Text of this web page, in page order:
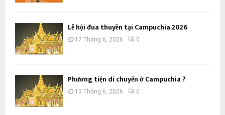
Lễ hội đua thuyền tại Campuchia 2026
17 Tháng 6, 2026 0
Phương tiện di chuyển ở Campuchia ?
13 Tháng 6, 2026 0